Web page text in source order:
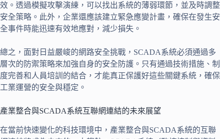
效。透過模擬攻擊演練，可以找出系統的薄弱環節，並及時調整
安全策略。此外，企業還應該建立緊急應變計畫，確保在發生安
全事件時能迅速有效地應對，減少損失。
總之，面對日益嚴峻的網路安全挑戰，SCADA系統必須通過多
層次的防禦策略來加強自身的安全防護。只有通過技術措施、制
度完善和人員培訓的結合，才能真正保護好這些關鍵系統，確保
工業運營的安全與穩定。
產業整合與SCADA系統互聯網連結的未來展望
在當前快速變化的科技環境中，產業整合與SCADA系統的互聯